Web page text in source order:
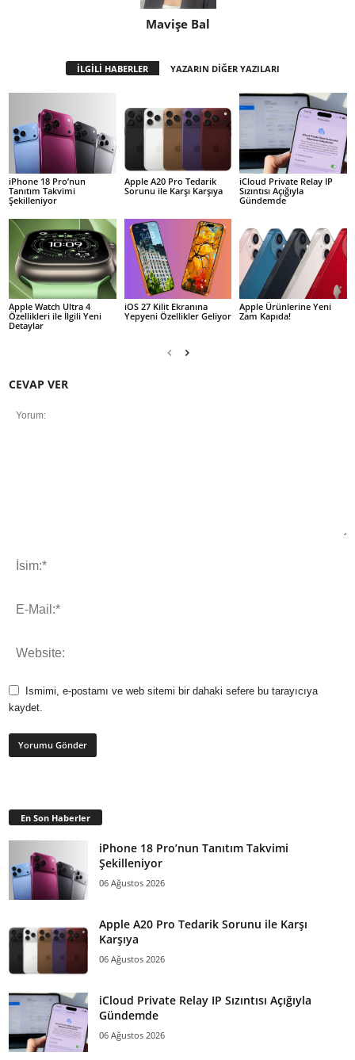
Mavişe Bal
İLGİLİ HABERLER YAZARIN DİĞER YAZILARI
iPhone 18 Pro’nun
Tanıtım Takvimi
Şekilleniyor
Apple A20 Pro Tedarik
Sorunu ile Karşı Karşıya
iCloud Private Relay IP
Sızıntısı Açığıyla
Gündemde
Apple Watch Ultra 4
Özellikleri ile İlgili Yeni
Detaylar
iOS 27 Kilit Ekranına
Yepyeni Özellikler Geliyor
Apple Ürünlerine Yeni
Zam Kapıda!
CEVAP VER
Ismimi, e-postamı ve web sitemi bir dahaki sefere bu tarayıcıya
kaydet.
En Son Haberler
iPhone 18 Pro’nun Tanıtım Takvimi
Şekilleniyor
06 Ağustos 2026
Apple A20 Pro Tedarik Sorunu ile Karşı
Karşıya
06 Ağustos 2026
iCloud Private Relay IP Sızıntısı Açığıyla
Gündemde
06 Ağustos 2026